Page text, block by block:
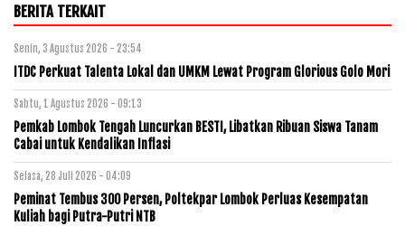
BERITA TERKAIT
Senin, 3 Agustus 2026 - 23:54
ITDC Perkuat Talenta Lokal dan UMKM Lewat Program Glorious Golo Mori
Sabtu, 1 Agustus 2026 - 09:13
Pemkab Lombok Tengah Luncurkan BESTI, Libatkan Ribuan Siswa Tanam
Cabai untuk Kendalikan Inflasi
Selasa, 28 Juli 2026 - 04:09
Peminat Tembus 300 Persen, Poltekpar Lombok Perluas Kesempatan
Kuliah bagi Putra-Putri NTB